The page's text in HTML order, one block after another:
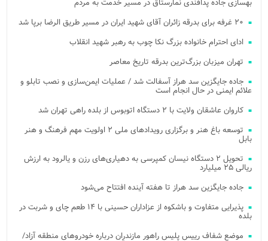
بهسازی جاده پدافندی نمارستاق در مسیر خدمت به مردم
۲۰ غرفه برای بدرقه زائران آقای شهید ایران در مسیر طریق الرضا برپا شد
ادای احترام خانواده بزرگ نکا چوب به رهبر شهید انقلاب
تهران میزبان بزرگ‌ترین بدرقه تاریخ معاصر
جاده جایگزین سد هراز آسفالت شد / عملیات ایمن‌سازی و نصب تابلو و
علائم ایمنی در حال انجام است
کاروان عاشقان ولایت با ۲ دستگاه اتوبوس از بلده راهی تهران شد
توسعه باغ هنر و برگزاری رویدادهای ملی ۲ اولویت مهم فرهنگ و هنر
بابل
تحویل ۲ دستگاه نیسان کمپرسی به دهیاری‌های رزن و یالرود به ارزش
ریالی ۲۵ میلیارد
جاده جایگزین سد هراز تا هفته آینده افتتاح می‌شود
پذیرایی متفاوت و باشکوه از عزاداران حسینی با ۱۴ طعم چای و شربت در
بلده
موضع شفاف رییس پلیس راهور مازندران درباره خودروهای منطقه آزاد/